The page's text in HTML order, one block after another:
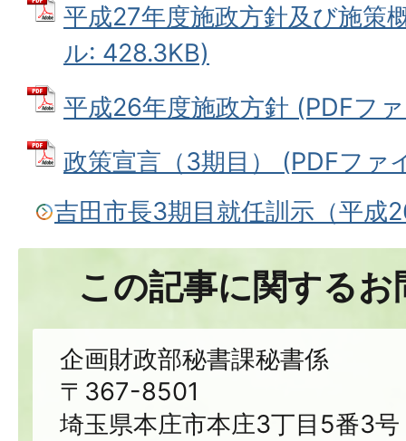
平成27年度施政方針及び施策
ル: 428.3KB)
平成26年度施政方針 (PDFフ
政策宣言（3期目） (PDFファ
吉田市長3期目就任訓示（平成
この記事に関する
企画財政部秘書課秘書係
〒367-8501
埼玉県本庄市本庄3丁目5番3号